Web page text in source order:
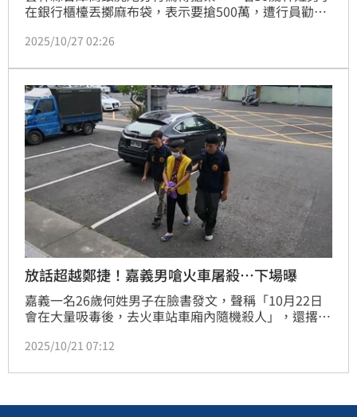
在銀行櫃檯丟擲麻布袋，表示要搶500萬，遭行員勸阻
爆發扭打，隨後林男搭計程車落荒而逃。警方獲報後調
移送地檢署偵辦，檢察官訊後依強盜未遂罪聲押獲准。
2025/10/27 02:26
放話超越鄭捷！嘉義男嗆火車屠殺…下場曝
嘉義一名26歲何姓男子在臉書發文，聲稱「10月22日
會在大量吸毒後，去火車站車廂內隨機殺人」，還撂狠
鎖定男子身分，並於今日（21日）前往何男住處逮人，
2025/10/21 07:12